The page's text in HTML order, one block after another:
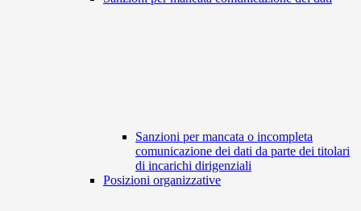
Sanzioni per mancata o incompleta
comunicazione dei dati da parte dei titolari
di incarichi dirigenziali
Posizioni organizzative